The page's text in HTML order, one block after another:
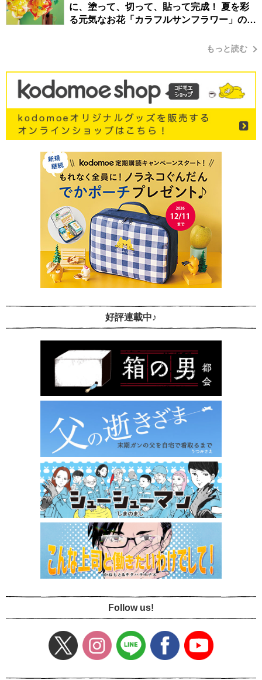
に、塗って、切って、貼って完成！ 夏を彩
る元気なお花「カラフルサンフラワー」の作
もっと読む
好評連載中♪
Follow us!